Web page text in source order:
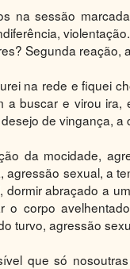
na sessão
Segunda reação,
na rede e fiquei
a buscar e virou ira,
de vingança, a
da mocidade,
agressão sexual, a
dormir abraçado a
o corpo
turvo, agressão
que só